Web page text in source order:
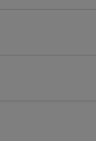
prostor
čvrstu, ravnu